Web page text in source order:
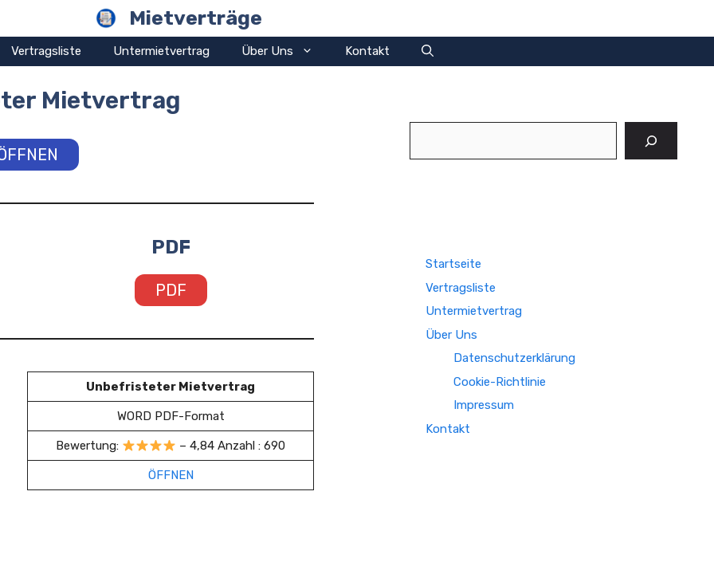
Mietverträge
Vertragsliste Untermietvertrag Über Uns Kontakt
Mietvertrag
PDF
PDF
Unbefristeter Mietvertrag
WORD PDF-Format
Bewertung: – 4,84 Anzahl : 690
ÖFFNEN
Startseite
Vertragsliste
Untermietvertrag
Über Uns
Datenschutzerklärung
Cookie-Richtlinie
Impressum
Kontakt